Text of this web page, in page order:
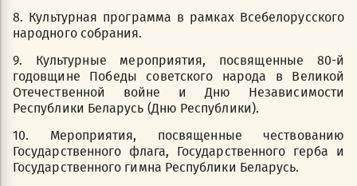
8. Культурная программа в рамках Всебелорусского
народного собрания.
9. Культурные мероприятия, посвященные 80-й
годовщине Победы советского народа в Великой
Отечественной войне и Дню Независимости
Республики Беларусь (Дню Республики).
10. Мероприятия, посвященные чествованию
Государственного флага, Государственного герба и
Государственного гимна Республики Беларусь.